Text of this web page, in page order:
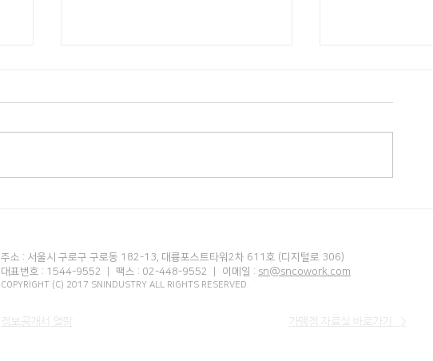
양주 덕계점 마산댓거리점
주소 : 서울시 구로구 구로동 182-13, 대륭포스트타워2차 611호 (디지털로 306)
대표번호 : 1544-9552 ｜ 팩스 : 02-448-9552 ｜ 이메일 : sn@sncowork.com
COPYRIGHT (C) 2017 SNINDUSTRY ALL RIGHTS RESERVED.
정보공개서 열람
가맹점 자료실 바로가기 >